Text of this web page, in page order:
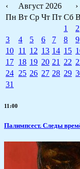
‹
Август 2026
›
Пн Вт Ср Чт Пт Сб
1
2
3
4 5 6 7 8
9
10 11 12 13 14 15
17 18 19 20 21 22
24 25 26 27 28 29
31
11:00
Палимпсест. Следы